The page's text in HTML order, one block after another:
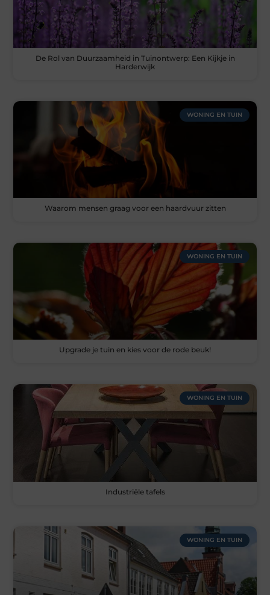
De Rol van Duurzaamheid in Tuinontwerp: Een Kijkje in
Harderwijk
WONING EN TUIN
Waarom mensen graag voor een haardvuur zitten
WONING EN TUIN
Upgrade je tuin en kies voor de rode beuk!
WONING EN TUIN
Industriële tafels
WONING EN TUIN